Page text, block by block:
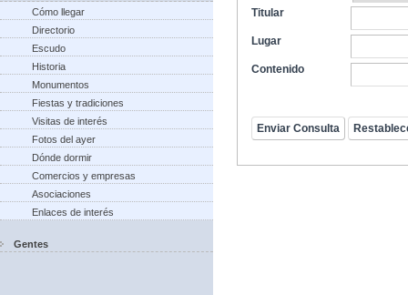
Cómo llegar
Directorio
Escudo
Historia
Monumentos
Fiestas y tradiciones
Visitas de interés
Fotos del ayer
Dónde dormir
Comercios y empresas
Asociaciones
Enlaces de interés
Gentes
Titular
Lugar
Contenido